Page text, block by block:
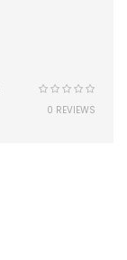
0 REVIEWS